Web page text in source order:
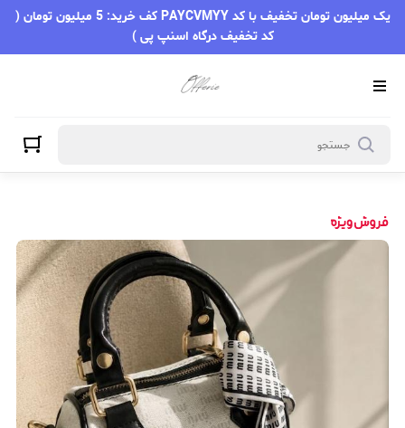
یک میلیون تومان تخفیف با کد PAYCVMYY کف خرید: 5 میلیون تومان (
کد تخفیف درگاه اسنپ پی )